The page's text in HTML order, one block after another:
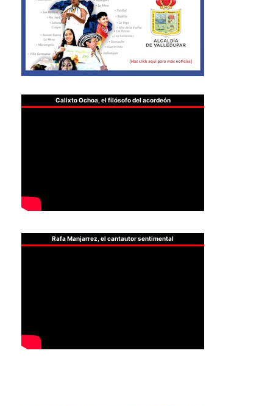
Calixto Ochoa, el filósofo del acordeón
Rafa Manjarrez, el cantautor sentimental